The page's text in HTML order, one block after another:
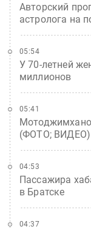
Авторский
астролога на
У 70-летней
миллионов
05:54
(ФОТО; ВИДЕО)
05:41
Пассажира
в Братске
04:53
04:37